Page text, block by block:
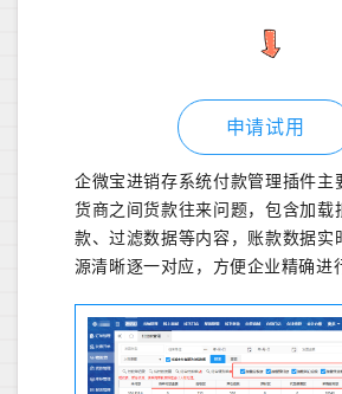
申请试用
企微宝进销存系统付款管理插件主
货商之间货款往来问题，包含加载
款、过滤数据等内容，账款数据实
源清晰逐一对应，方便企业精确进